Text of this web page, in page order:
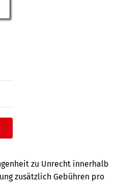
zu Unrecht innerhalb
zusätzlich Gebühren pro